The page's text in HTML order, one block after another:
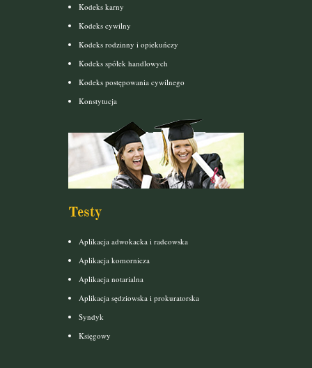
Kodeks karny
Kodeks cywilny
Kodeks rodzinny i opiekuńczy
Kodeks spółek handlowych
Kodeks postępowania cywilnego
Konstytucja
Testy
Aplikacja adwokacka i radcowska
Aplikacja komornicza
Aplikacja notarialna
Aplikacja sędziowska i prokuratorska
Syndyk
Księgowy